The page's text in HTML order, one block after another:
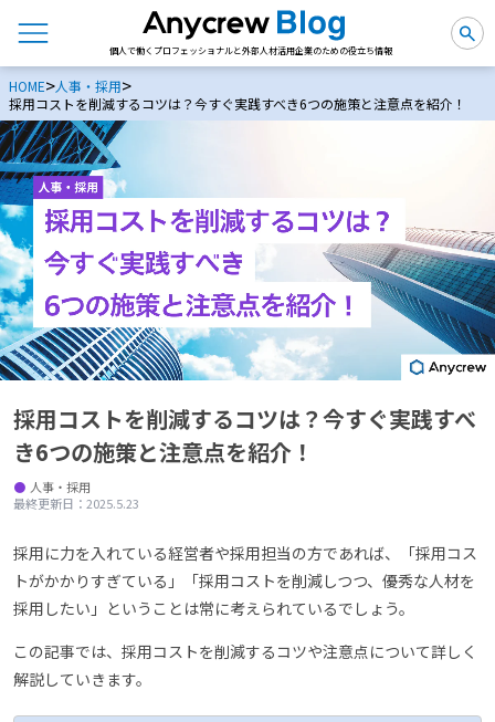
個人で働くプロフェッショナルと外部人材活用企業のための役立ち情報
HOME>人事・採用>
採用コストを削減するコツは？今すぐ実践すべき6つの施策と注意点を紹介！
採用コストを削減するコツは？今すぐ実践すべ
き6つの施策と注意点を紹介！
人事・採用
最終更新日： 2025.5.23
採用に力を入れている経営者や採用担当の方であれば、「採用コス
トがかかりすぎている」「採用コストを削減しつつ、優秀な人材を
採用したい」ということは常に考えられているでしょう。
この記事では、採用コストを削減するコツや注意点について詳しく
解説していきます。